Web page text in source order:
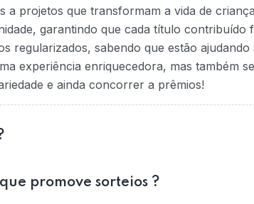
projetos que transformam a vida de
garantindo que cada título contribuído
regularizados, sabendo que estão
experiência enriquecedora, mas também
e ainda concorrer a prêmios!
promove sorteios ?